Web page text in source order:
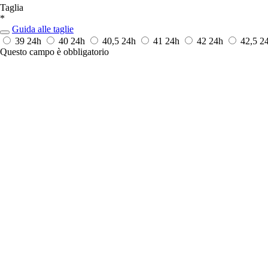
Taglia
*
Guida alle taglie
39 24h 40 24h 40,5 24h 41 24h 42 24h 42,5
Questo campo è obbligatorio